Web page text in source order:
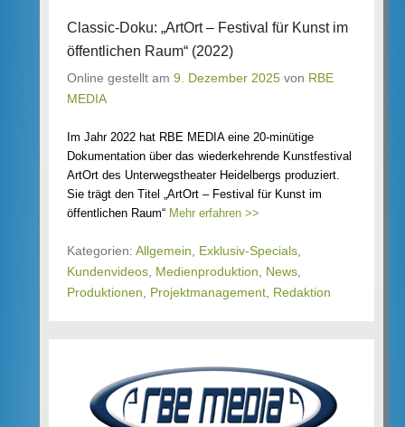
Classic-Doku: „ArtOrt – Festival für Kunst im
öffentlichen Raum“ (2022)
Online gestellt am 9. Dezember 2025 von RBE
MEDIA
Im Jahr 2022 hat RBE MEDIA eine 20-minütige
Dokumentation über das wiederkehrende Kunstfestival
ArtOrt des Unterwegstheater Heidelbergs produziert.
Sie trägt den Titel „ArtOrt – Festival für Kunst im
öffentlichen Raum“ Mehr erfahren >>
Kategorien: Allgemein, Exklusiv-Specials,
Kundenvideos, Medienproduktion, News,
Produktionen, Projektmanagement, Redaktion